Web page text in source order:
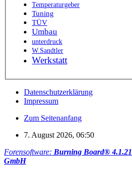
Temperaturgeber
Tuning
TÜV
Umbau
unterdruck
W.Sandtler
Werkstatt
Datenschutzerklärung
Impressum
Zum Seitenanfang
7. August 2026, 06:50
Forensoftware: Burning Board® 4.1.21
GmbH